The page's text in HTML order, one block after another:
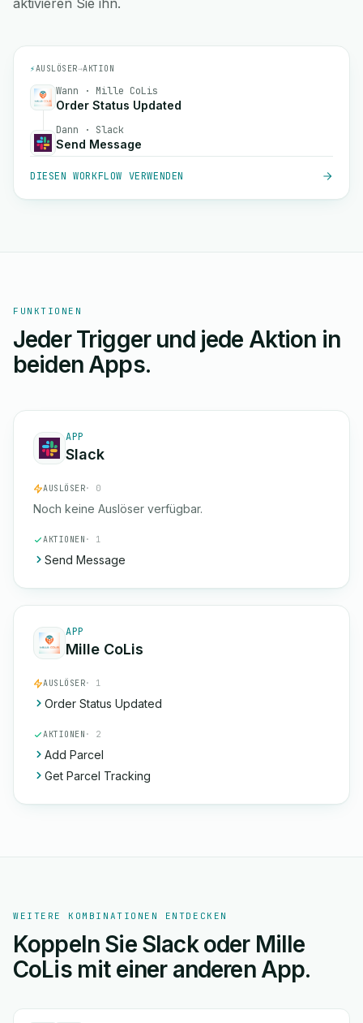
aktivieren Sie ihn.
⚡AUSLÖSER→AKTION
Wann · Mille CoLis
Order Status Updated
Dann · Slack
Send Message
DIESEN WORKFLOW VERWENDEN
FUNKTIONEN
Jeder Trigger und jede Aktion in
beiden Apps.
APP
Slack
AUSLÖSER· 0
Noch keine Auslöser verfügbar.
AKTIONEN · 1
Send Message
APP
Mille CoLis
AUSLÖSER· 1
Order Status Updated
AKTIONEN · 2
Add Parcel
Get Parcel Tracking
WEITERE KOMBINATIONEN ENTDECKEN
Koppeln Sie Slack oder Mille
CoLis mit einer anderen App.